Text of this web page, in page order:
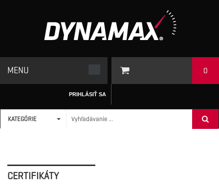
MENU 0
PRIHLÁSIŤ SA
KATEGÓRIE
ÚVODNÁ STRÁNKA
CERTIFIKÁTY